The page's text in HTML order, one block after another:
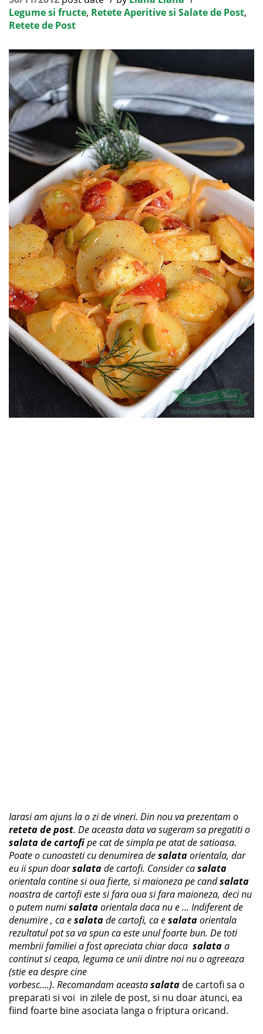
Legume si fructe, Retete Aperitive si Salate de Post,
Retete de Post
Iarasi am ajuns la o zi de vineri. Din nou va prezentam o
reteta de post. De aceasta data va sugeram sa pregatiti o
salata de cartofipe cat de simpla pe atat de satioasa.
Poate o cunoasteti cu denumirea desalataorientala, dar
eu ii spun doarsalatade cartofi. Consider casalata
orientala contine si oua fierte, si maioneza pe candsalata
noastra de cartofi este si fara oua si fara maioneza, deci nu
o putem numisalataorientala daca nu e … Indiferent de
denumire , ca esalatade cartofi, ca esalataorientala
rezultatul pot sa va spun ca este unul foarte bun. De toti
membrii familiei a fost apreciata chiar daca salataa
continut si ceapa, leguma ce unii dintre noi nu o agreeaza
(stie ea despre cine
vorbesc….). Recomandam aceastasalata de cartofi sa o
preparati si voi in zilele de post, si nu doar atunci, ea
fiind foarte bine asociata langa o friptura oricand.